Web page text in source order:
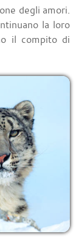
degli amori.
la loro
il compito di